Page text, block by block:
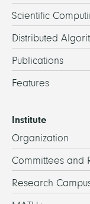
Scientific
Distributed
Publications
Features
Institute
Organization
Committees and
Research